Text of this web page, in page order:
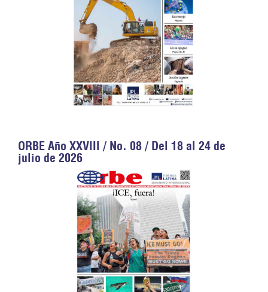
ORBE Año XXVIII / No. 08 / Del 18 al 24 de
julio de 2026